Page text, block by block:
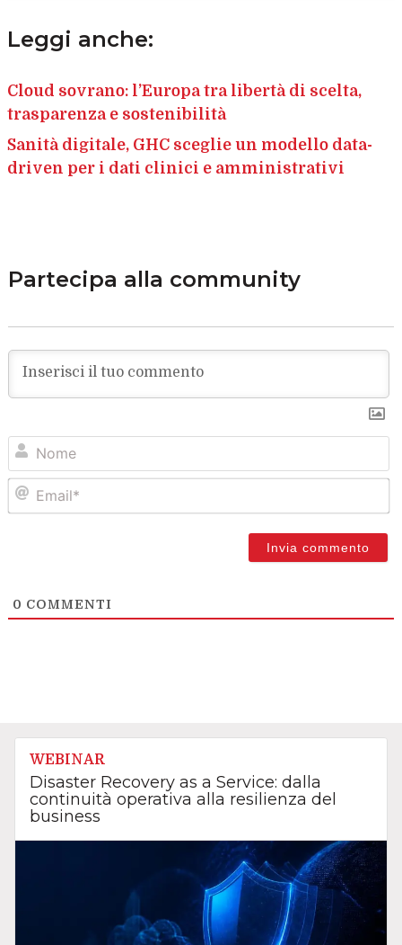
Leggi anche:
Cloud sovrano: l’Europa tra libertà di scelta,
trasparenza e sostenibilità
Sanità digitale, GHC sceglie un modello data-
driven per i dati clinici e amministrativi
Partecipa alla community
0 COMMENTI
WEBINAR
Disaster Recovery as a Service: dalla
continuità operativa alla resilienza del
business